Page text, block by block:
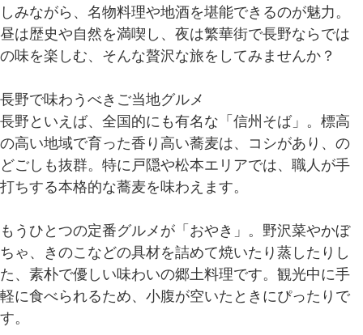
しみながら、名物料理や地酒を堪能できるのが魅力。
昼は歴史や自然を満喫し、夜は繁華街で長野ならでは
の味を楽しむ、そんな贅沢な旅をしてみませんか？
長野で味わうべきご当地グルメ
長野といえば、全国的にも有名な「信州そば」。標高
の高い地域で育った香り高い蕎麦は、コシがあり、の
どごしも抜群。特に戸隠や松本エリアでは、職人が手
打ちする本格的な蕎麦を味わえます。
もうひとつの定番グルメが「おやき」。野沢菜やかぼ
ちゃ、きのこなどの具材を詰めて焼いたり蒸したりし
た、素朴で優しい味わいの郷土料理です。観光中に手
軽に食べられるため、小腹が空いたときにぴったりで
す。